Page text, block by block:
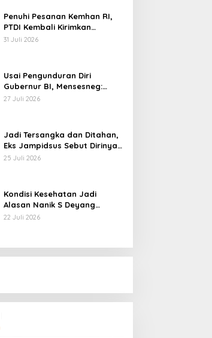
Penuhi Pesanan Kemhan RI,
PTDI Kembali Kirimkan
Pesawat NC212i ke Pangkalan
31 Juli 2026
Usai Pengunduran Diri
Gubernur BI, Mensesneg:
Segera Terbit Keppres
27 Juli 2026
Jadi Tersangka dan Ditahan,
Eks Jampidsus Sebut Dirinya
Korban Kriminalisasi
25 Juli 2026
Kondisi Kesehatan Jadi
Alasan Nanik S Deyang
Mundur dari BGN, Prabowo
22 Juli 2026